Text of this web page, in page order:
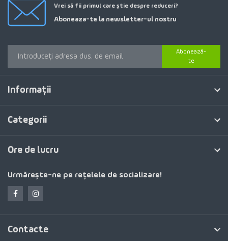
Vrei să fii primul care știe despre reduceri?
Aboneaza-te la newsletter-ul nostru
Abonează-
te
Informaţii
Categorii
Ore de lucru
Urmărește-ne pe rețelele de socializare!
Contacte